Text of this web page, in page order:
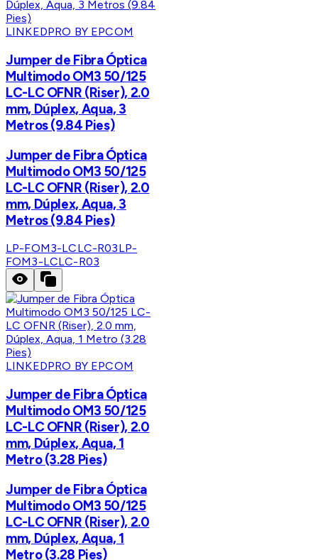
LINKEDPRO BY EPCOM
Jumper de Fibra Óptica
Multimodo OM3 50/125
LC-LC OFNR (Riser), 2.0
mm, Dúplex, Aqua, 3
Metros (9.84 Pies)
Jumper de Fibra Óptica
Multimodo OM3 50/125
LC-LC OFNR (Riser), 2.0
mm, Dúplex, Aqua, 3
Metros (9.84 Pies)
LP-FOM3-LCLC-R03LP-
FOM3-LCLC-R03
LINKEDPRO BY EPCOM
Jumper de Fibra Óptica
Multimodo OM3 50/125
LC-LC OFNR (Riser), 2.0
mm, Dúplex, Aqua, 1
Metro (3.28 Pies)
Jumper de Fibra Óptica
Multimodo OM3 50/125
LC-LC OFNR (Riser), 2.0
mm, Dúplex, Aqua, 1
Metro (3.28 Pies)